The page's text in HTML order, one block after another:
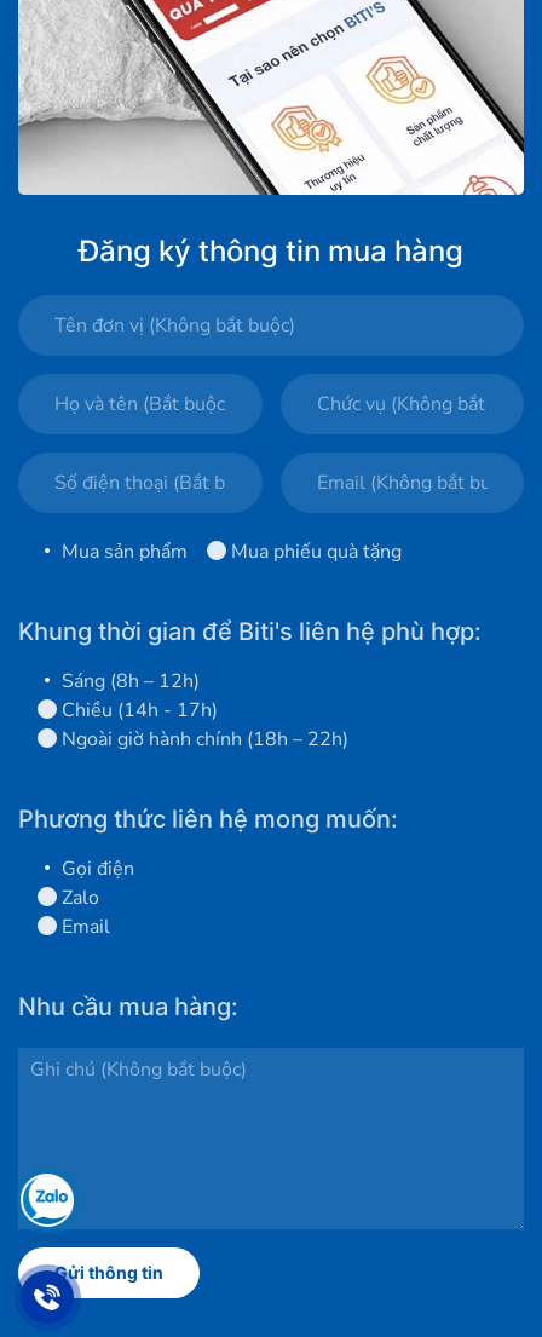
Đăng ký thông tin mua hàng
Mua sản phẩm Mua phiếu quà tặng
Khung thời gian để Biti's liên hệ phù hợp:
Sáng (8h – 12h)
Chiều (14h - 17h)
Ngoài giờ hành chính (18h – 22h)
Phương thức liên hệ mong muốn:
Gọi điện
Zalo
Email
Nhu cầu mua hàng: